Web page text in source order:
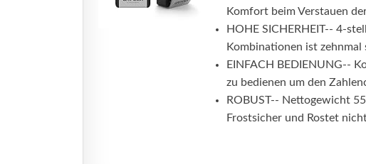
Komfort beim Verstauen
HOHE SICHERHEIT-- 4-
Kombinationen ist
EINFACH BEDIENUNG--
zu bedienen um den
ROBUST-- Nettogewicht
Frostsicher und Rostet